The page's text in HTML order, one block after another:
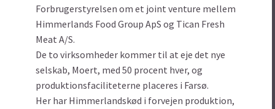
Forbrugerstyrelsen om et joint venture mellem
Himmerlands Food Group ApS og Tican Fresh
Meat A/S.
De to virksomheder kommer til at eje det nye
selskab, Moert, med 50 procent hver, og
produktionsfaciliteterne placeres i Farsø.
Her har Himmerlandskød i forvejen produktion,